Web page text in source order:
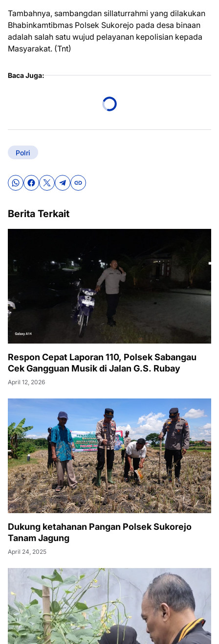
Tambahnya, sambangdan sillaturrahmi yang dilakukan
Bhabinkamtibmas Polsek Sukorejo pada desa binaan
adalah salah satu wujud pelayanan kepolisian kepada
Masyarakat. (Tnt)
Baca Juga:
Polri
Berita Terkait
Respon Cepat Laporan 110, Polsek Sabangau
Cek Gangguan Musik di Jalan G.S. Rubay
April 12, 2026
Dukung ketahanan Pangan Polsek Sukorejo
Tanam Jagung
April 24, 2025